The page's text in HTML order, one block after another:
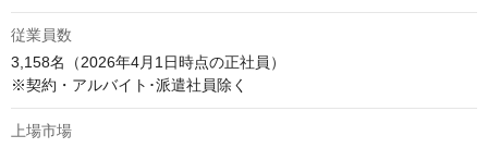
従業員数
3,158名（2026年4月1日時点の正社員）
※契約・アルバイト･派遣社員除く
上場市場